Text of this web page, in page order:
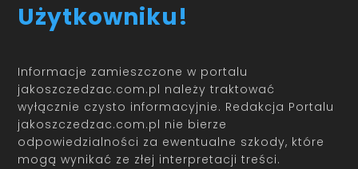
Użytkowniku!
Informacje zamieszczone w portalu
jakoszczedzac.com.pl należy traktować
wyłącznie czysto informacyjnie. Redakcja Portalu
jakoszczedzac.com.pl nie bierze
odpowiedzialności za ewentualne szkody, które
mogą wynikać ze złej interpretacji treści.